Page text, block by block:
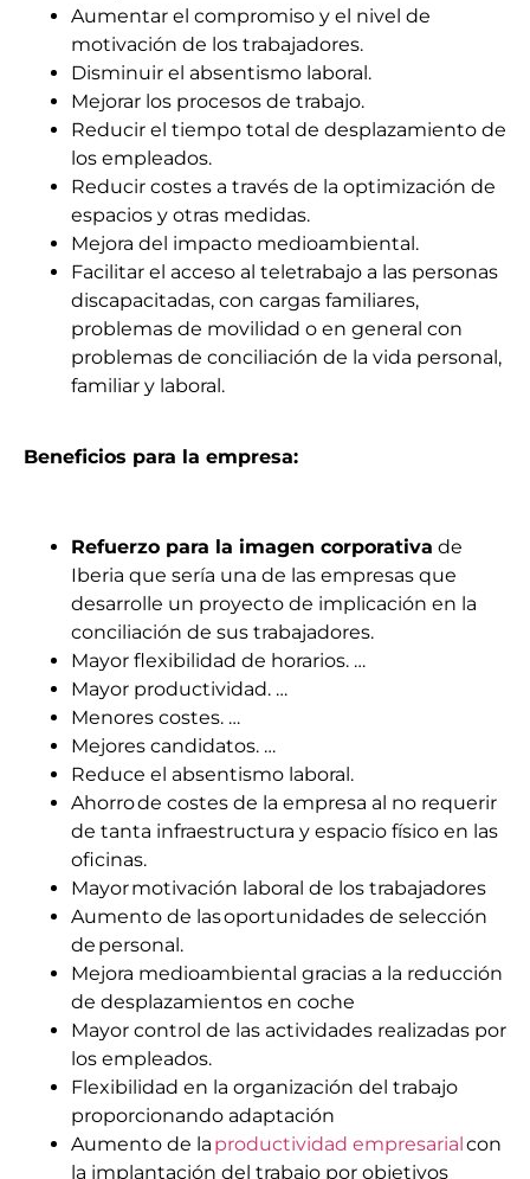
Aumentar el compromiso y el nivel de
motivación de los trabajadores.
Disminuir el absentismo laboral.
Mejorar los procesos de trabajo.
Reducir el tiempo total de desplazamiento de
los empleados.
Reducir costes a través de la optimización de
espacios y otras medidas.
Mejora del impacto medioambiental.
Facilitar el acceso al teletrabajo a las personas
discapacitadas, con cargas familiares,
problemas de movilidad o en general con
problemas de conciliación de la vida personal,
familiar y laboral.
Beneficios para la empresa:
Refuerzo para la imagen corporativa de
Iberia que sería una de las empresas que
desarrolle un proyecto de implicación en la
conciliación de sus trabajadores.
Mayor flexibilidad de horarios. …
Mayor productividad. …
Menores costes. …
Mejores candidatos. …
Reduce el absentismo laboral.
Ahorro de costes de la empresa al no requerir
de tanta infraestructura y espacio físico en las
oficinas.
Mayor motivación laboral de los trabajadores
Aumento de las oportunidades de selección
de personal.
Mejora medioambiental gracias a la reducción
de desplazamientos en coche
Mayor control de las actividades realizadas por
los empleados.
Flexibilidad en la organización del trabajo
proporcionando adaptación
Aumento de la productividad empresarialcon
la implantación del trabajo por objetivos